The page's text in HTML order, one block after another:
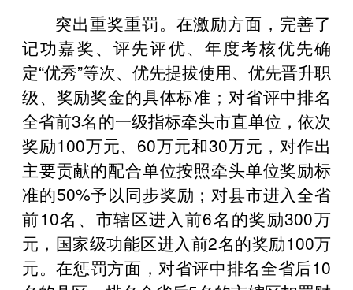
突出重奖重罚。在激励方面，完善了
记功嘉奖、评先评优、年度考核优先确
定“优秀”等次、优先提拔使用、优先晋升职
级、奖励奖金的具体标准；对省评中排名
全省前3名的一级指标牵头市直单位，依次
奖励100万元、60万元和30万元，对作出
主要贡献的配合单位按照牵头单位奖励标
准的50%予以同步奖励；对县市进入全省
前10名、市辖区进入前6名的奖励300万
元，国家级功能区进入前2名的奖励100万
元。在惩罚方面，对省评中排名全省后10